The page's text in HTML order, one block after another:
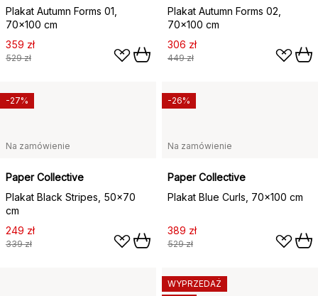
Plakat Autumn Forms 01,
70x100 cm
359 zł
529 zł
Plakat Autumn Forms 02,
70x100 cm
306 zł
449 zł
Na zamówienie
Paper Collective
Plakat Black Stripes, 50x70
cm
249 zł
339 zł
-27%
Na zamówienie
Paper Collective
Plakat Blue Curls, 70x100 cm
389 zł
529 zł
-26%
WYPRZEDAŻ